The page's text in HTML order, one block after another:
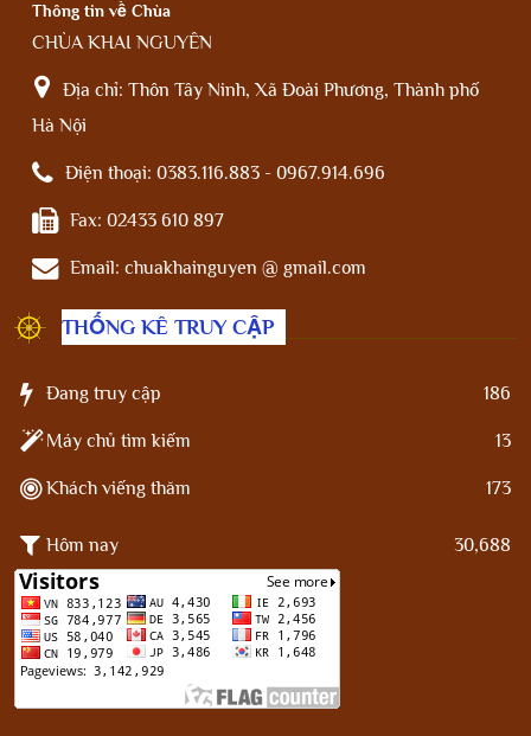
Thông tin về Chùa
CHÙA KHAI NGUYÊN
Địa chỉ: Thôn Tây Ninh, Xã Đoài Phương, Thành phố
Hà Nội
Điện thoại: 0383.116.883 - 0967.914.696
Fax: 02433 610 897
Email: chuakhainguyen @ gmail.com
THỐNG KÊ TRUY CẬP
Đang truy cập 186
Máy chủ tìm kiếm 13
Khách viếng thăm 173
Hôm nay 30,688